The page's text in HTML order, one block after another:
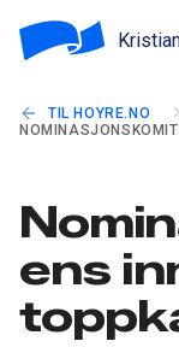
TIL HOYRE.NO
ens